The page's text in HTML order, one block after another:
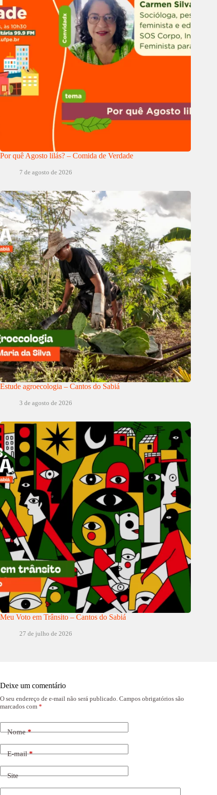
Por quê Agosto lilás? – Comida de Verdade
7 de agosto de 2026
Estude agroecologia – Cantos do Sabiá
3 de agosto de 2026
Meu Voto em Trânsito – Cantos do Sabiá
27 de julho de 2026
Deixe um comentário
O seu endereço de e-mail não será publicado. Campos obrigatórios são
marcados com *
Nome*
E-mail*
Site